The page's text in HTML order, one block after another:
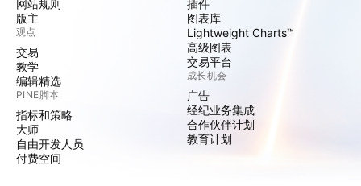
网站规则
版主
观点
交易
教学
编辑精选
PINE脚本
指标和策略
大师
自由开发人员
付费空间
插件
图表库
Lightweight Charts™
高级图表
交易平台
成长机会
广告
经纪业务集成
合作伙伴计划
教育计划